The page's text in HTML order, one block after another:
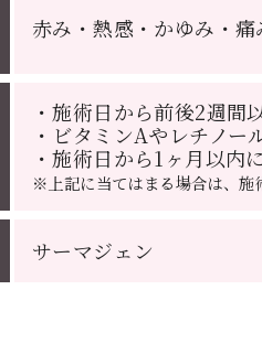
赤み・熱感・かゆみ・
・施術日から前後2週間
・ビタミンAやレチノ
・施術日から1ヶ月以内
※上記に当てはまる場合は、施
サーマジェン